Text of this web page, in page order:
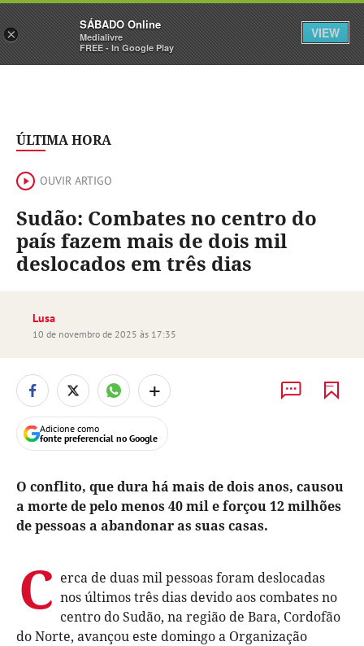
Sábado Assine Iniciar Sessão
ÚLTIMA HORA
OUVIR ARTIGO
Sudão: Combates no centro do
país fazem mais de dois mil
deslocados em três dias
Lusa
10 de novembro de 2025 às 17:35
+
Adicione como
fonte preferencial no Google
O conflito, que dura há mais de dois anos, causou
a morte de pelo menos 40 mil e forçou 12 milhões
de pessoas a abandonar as suas casas.
C erca de duas mil pessoas foram deslocadas
nos últimos três dias devido aos combates no
centro do Sudão, na região de Bara, Cordofão
do Norte, avançou este domingo a Organização
×
SÁBADO Online
Medialivre
FREE - In Google Play
VIEW